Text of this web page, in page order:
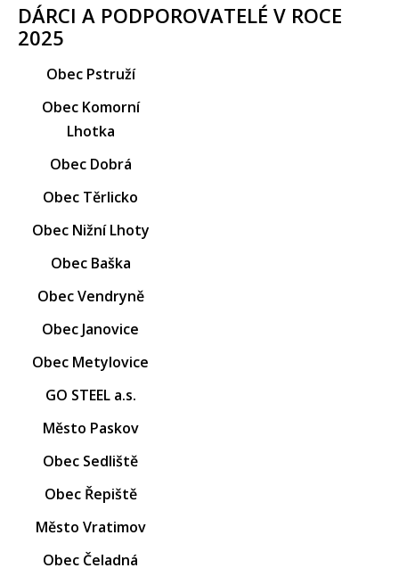
DÁRCI A PODPOROVATELÉ V ROCE
2025
Obec Pstruží
Obec Komorní
Lhotka
Obec Dobrá
Obec Těrlicko
Obec Nižní Lhoty
Obec Baška
Obec Vendryně
Obec Janovice
Obec Metylovice
GO STEEL a.s.
Město Paskov
Obec Sedliště
Obec Řepiště
Město Vratimov
Obec Čeladná